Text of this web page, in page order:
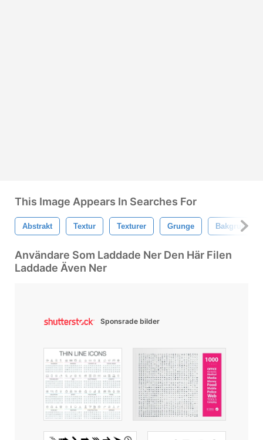
This Image Appears In Searches For
Abstrakt Textur Texturer Grunge Bakgrund
Användare Som Laddade Ner Den Här Filen
Laddade Även Ner
Sponsrade bilder